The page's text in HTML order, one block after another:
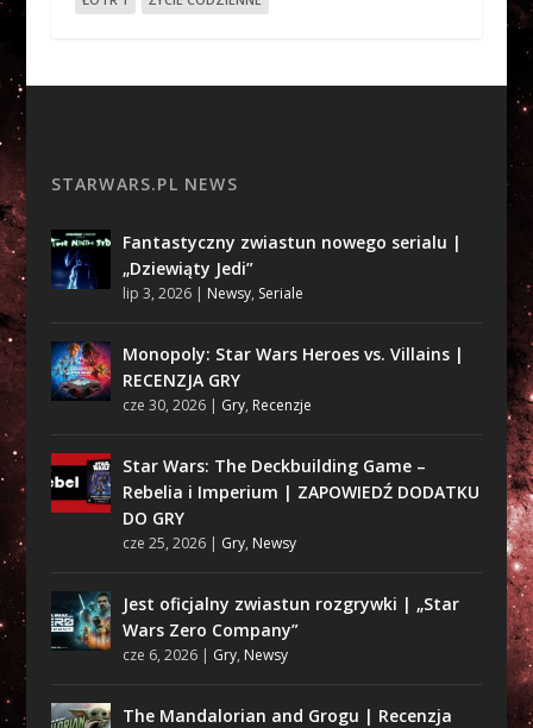
STARWARS.PL NEWS
Fantastyczny zwiastun nowego serialu |
„Dziewiąty Jedi”
lip 3, 2026| Newsy, Seriale
Monopoly: Star Wars Heroes vs. Villains |
RECENZJA GRY
cze 30, 2026| Gry, Recenzje
Star Wars: The Deckbuilding Game –
Rebelia i Imperium | ZAPOWIEDŹ DODATKU
DO GRY
cze 25, 2026| Gry, Newsy
Jest oficjalny zwiastun rozgrywki | „Star
Wars Zero Company”
cze 6, 2026| Gry, Newsy
The Mandalorian and Grogu | Recenzja